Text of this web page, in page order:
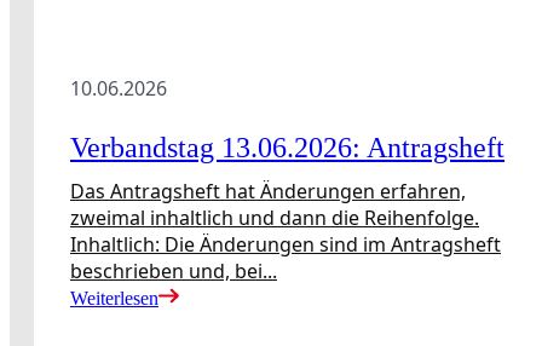
10.06.2026
Verbandstag 13.06.2026: Antragsheft
Das Antragsheft hat Änderungen erfahren,
zweimal inhaltlich und dann die Reihenfolge.
Inhaltlich: Die Änderungen sind im Antragsheft
beschrieben und, bei...
Weiterlesen